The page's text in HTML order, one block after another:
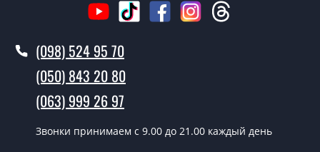
Как быстро можете установить двери
В тот же день в течении нескольких часов, при
условии наличия их на складе, либо на следующий
день.
замерщика?
(098) 524 95 70
(050) 843 20 80
(063) 999 26 97
Звонки принимаем c 9.00 до 21.00 каждый день